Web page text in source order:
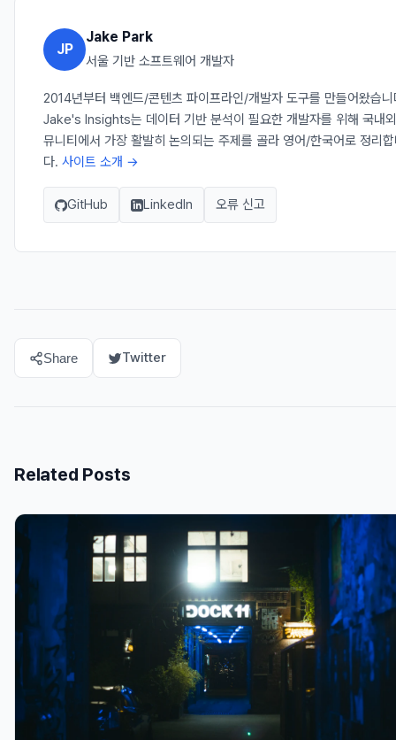
JP
Jake Park
서울 기반 소프트웨어 개발자
2014년부터 백엔드/콘텐츠 파이프라인/개발자 도구를 만들어왔습
Jake's Insights는 데이터 기반 분석이 필요한 개발자를 위해 국내
뮤니티에서 가장 활발히 논의되는 주제를 골라 영어/한국어로 정리
다. 사이트 소개 →
GitHub LinkedIn 오류 신고
Share Twitter
Related Posts